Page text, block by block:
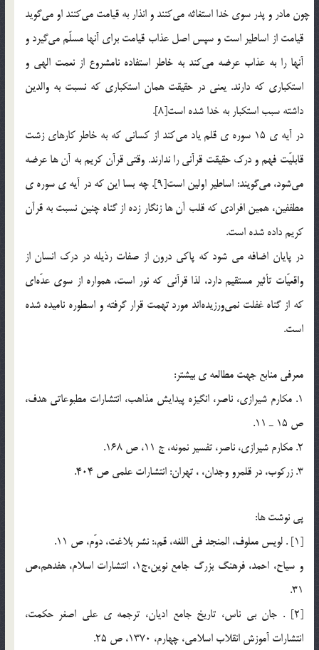
چون مادر و پدر سوي خدا استغاثه مي‎كنند و انذار به قيامت مي‎كنند او مي‎گويد
قيامت از اساطير است و سپس اصل عذاب قيامت براي آنها مسلّم مي‎گيرد و
آنها را به عذاب عرضه مي‎كند به خاطر استفاده نامشروع از نعمت الهي و
استكباري كه دارند. يعني در حقيقت همان استكباري كه نسبت به والدين
داشته سبب استكبار به خدا شده است[8].
در آيه ي 15 سوره ي قلم ياد مي‎كند از كساني كه به خاطر كارهاي زشت
قابليّت فهم و درك حقيقت قرآني را ندارند. وقتي قرآن كريم به آن ها عرضه
مي‎شود، مي‎گويند: اساطير اولين است[9]. چه بسا اين كه در آيه ي سوره ي
مطففين، همين افرادي كه قلب آن ها زنگار زده از گناه چنين نسبت به قرآن
كريم داده شده است.
در پايان اضافه مي‎ شود كه پاكي درون از صفات رذيله در درك انسان از
واقعيّات تأثير مستقيم دارد، لذا قرآني كه نور است، همواره از سوي عدّه‎اي
كه از گناه غفلت نمي‎ورزيده‎اند مورد تهمت قرار گرفته و اسطوره ناميده شده
است.
معرفي منابع جهت مطالعه ي بيشتر:
1. مكارم شيرازي، ناصر، انگيزه پيدايش مذاهب، انتشارات مطبوعاتي هدف،
ص 15 ـ 11.
2. مكارم شيرازي، ناصر، تفسير نمونه، ج 11، ص 168.
3. زركوب، در قلمرو وجدان، ، تهران: انتشارات علمي ص 404.
پي نوشت ها:
[1] . لويس معلوف، المنجد في اللغه، قم،: نشر بلاغت، دوّم، ص 11.
و سياح، احمد، فرهنگ بزرگ جامع نوين،ج1، انتشارات اسلام، هفدهم،ص
31.
[2] . جان بي ناس، تاريخ جامع اديان، ترجمه ي علي اصغر حكمت،
انتشارات آموزش انقلاب اسلامي، چهارم، 1370، ص 25.